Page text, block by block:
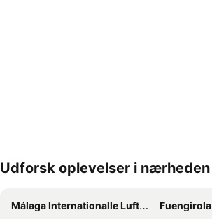
Udvid kort
Udforsk oplevelser i nærheden
Málaga Internationalle Lufthavn
Fuengirola